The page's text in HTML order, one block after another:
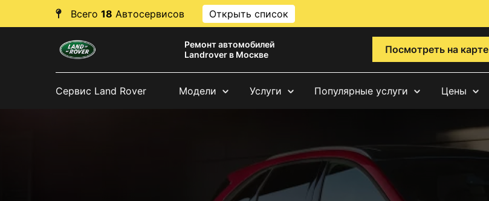
Всего 18 Автосервисов Открыть список
Ремонт автомобилей
Landrover в Москве
Посмотреть на карте
Сервис Land Rover Модели Услуги Популярные услуги Цены